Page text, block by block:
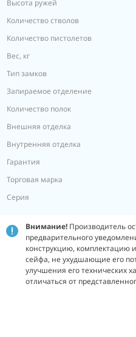
Высота ружей
Количество стволов
Количество пистолетов
Вес, кг
Тип замков
Запираемое отделение
Количество полок
Внешняя отделка
Внутренняя отделка
Гарантия
Торговая марка
Серия
Внимание! Производитель
предварительного
конструкцию, комплектацию
сейфа, не ухудшающие его
улучшения его технических
отличаться от